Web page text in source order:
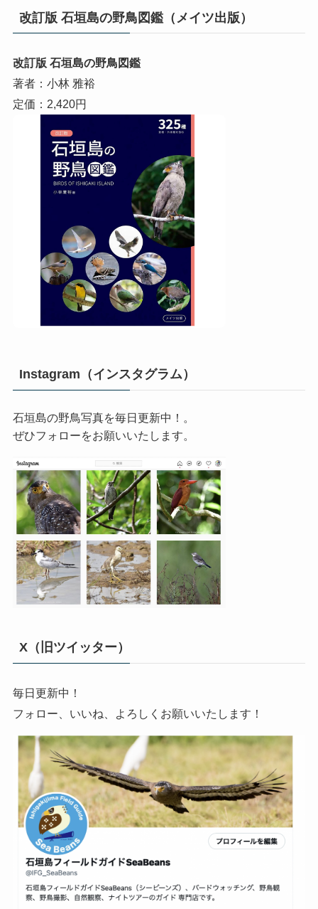
改訂版 石垣島の野鳥図鑑（メイツ出版）
改訂版 石垣島の野鳥図鑑
著者：小林 雅裕
定価：2,420円
Instagram（インスタグラム）
石垣島の野鳥写真を毎日更新中！。
ぜひフォローをお願いいたします。
X（旧ツイッター）
毎日更新中！
フォロー、いいね、よろしくお願いいたします！